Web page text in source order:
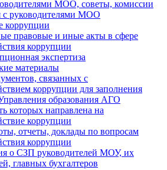
МОО, советы, комиссии
с руководителями МОО
коррупции
правовые и иные акты в сфере
коррупции
экспертиза
материалы
связанных с
коррупции для заполнения
образования АГО
которых направлена на
коррупции
отчеты, доклады по вопросам
коррупции
о СЗП руководителей МОУ, их
главных бухгалтеров